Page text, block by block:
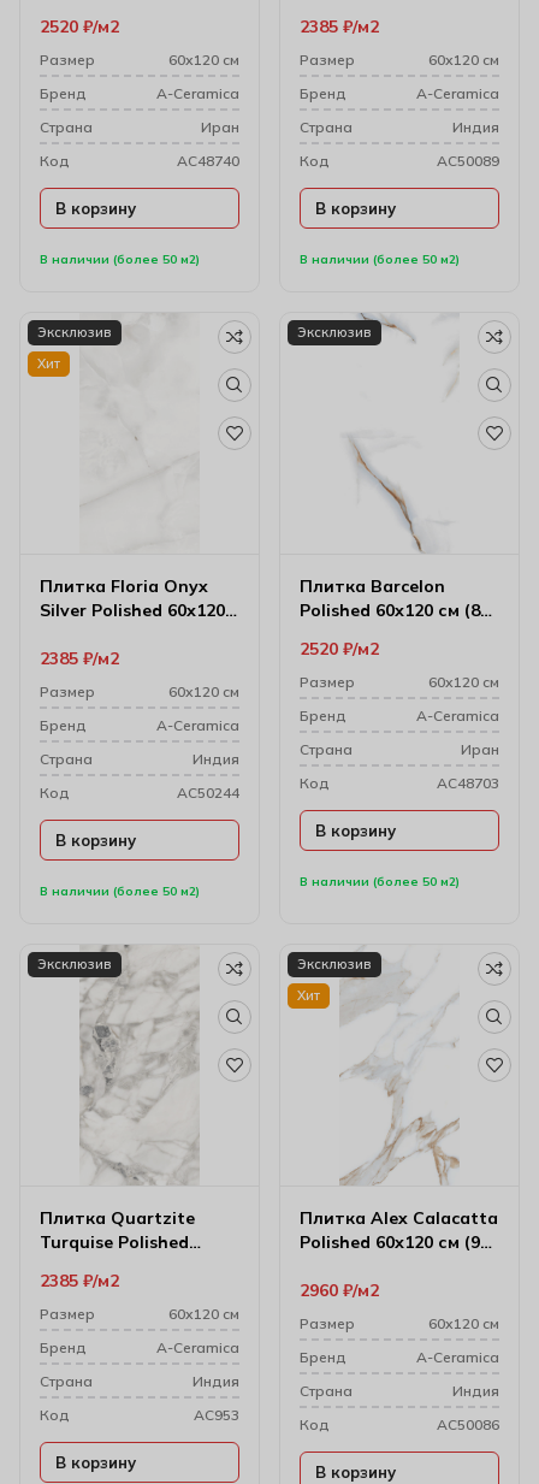
В наличии (более 50 м2)
2520 ₽ м2
Размер
60х120 см
Бренд
A-Ceramica
Cтрана
Иран
Код
AC48740
В корзину
В наличии (более 50 м2)
2385 ₽ м2
Размер
60х120 см
Бренд
A-Ceramica
Cтрана
Индия
Код
AC50089
В корзину
Эксклюзив
Хит
Плитка Floria Onyx
Silver Polished 60х120
В наличии (более 50 м2)
2385 ₽ м2
Размер
60х120 см
Бренд
A-Ceramica
Cтрана
Индия
Код
AC50244
В корзину
Эксклюзив
Плитка Barcelon
Polished 60х120 см (8
В наличии (более 50 м2)
2520 ₽ м2
Размер
60х120 см
Бренд
A-Ceramica
Cтрана
Иран
Код
AC48703
В корзину
Эксклюзив
Плитка Quartzite
Turquise Polished
2385 ₽ м2
Размер
60х120 см
Бренд
A-Ceramica
Cтрана
Индия
Код
AC953
В корзину
Эксклюзив
Хит
Плитка Alex Calacatta
Polished 60х120 см (9
2960 ₽ м2
Размер
60х120 см
Бренд
A-Ceramica
Cтрана
Индия
Код
AC50086
В корзину